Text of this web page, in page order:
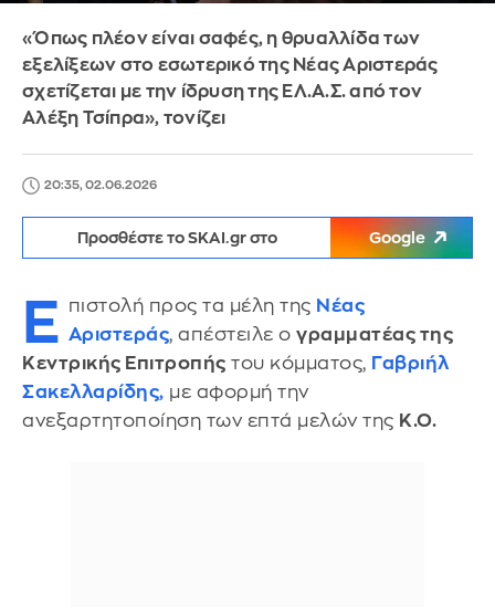
«Όπως πλέον είναι σαφές, η θρυαλλίδα των
εξελίξεων στο εσωτερικό της Νέας Αριστεράς
σχετίζεται με την ίδρυση της ΕΛ.Α.Σ. από τον
Αλέξη Τσίπρα», τονίζει
20:35, 02.06.2026
Προσθέστε το SKAI.gr στο Google
Ε πιστολή προς τα μέλη της Νέας
Αριστεράς, απέστειλε ο γραμματέας της
Κεντρικής Επιτροπής του κόμματος, Γαβριήλ
Σακελλαρίδης, με αφορμή την
ανεξαρτητοποίηση των επτά μελών της Κ.Ο.